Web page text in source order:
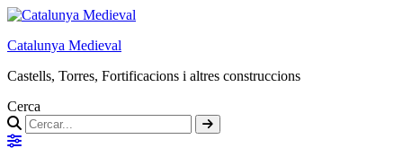
Catalunya Medieval
Castells, Torres, Fortificacions i altres construccions
Cerca